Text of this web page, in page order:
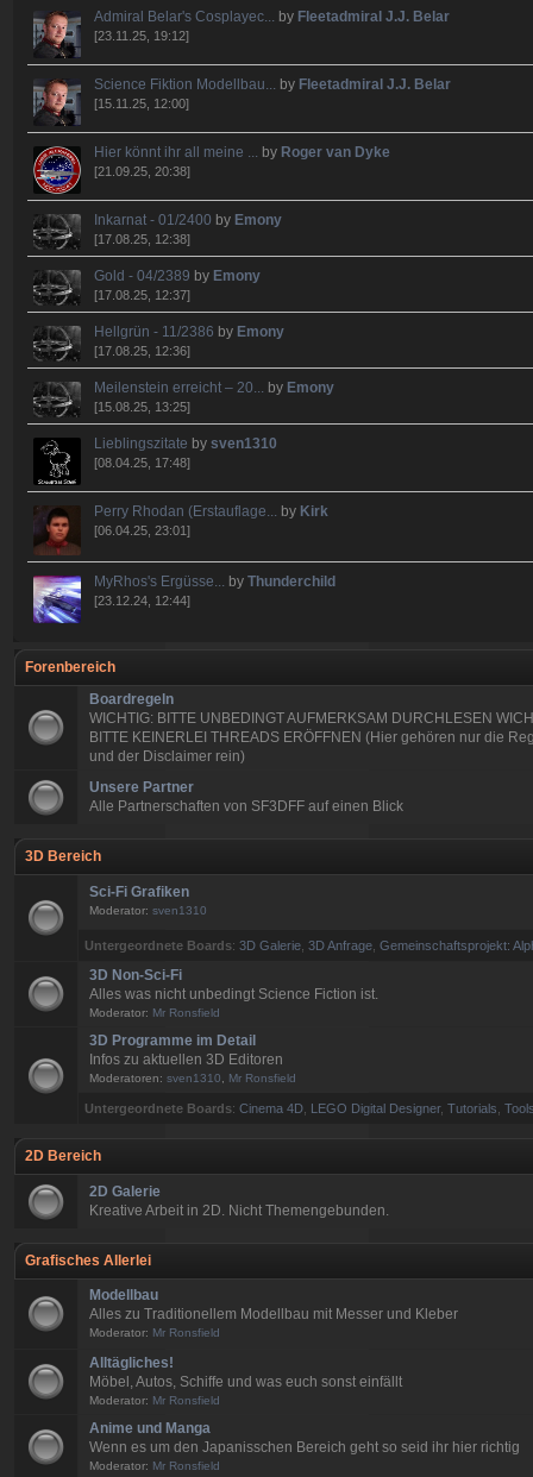
Admiral Belar's Cosplayec... by Fleetadmiral J.J. Belar
[23.11.25, 19:12]
Science Fiktion Modellbau... by Fleetadmiral J.J. Belar
[15.11.25, 12:00]
Hier könnt ihr all meine ... by Roger van Dyke
[21.09.25, 20:38]
Inkarnat - 01/2400 by Emony
[17.08.25, 12:38]
Gold - 04/2389 by Emony
[17.08.25, 12:37]
Hellgrün - 11/2386 by Emony
[17.08.25, 12:36]
Meilenstein erreicht – 20... by Emony
[15.08.25, 13:25]
Lieblingszitate bysven1310
[08.04.25, 17:48]
Perry Rhodan (Erstauflage... by Kirk
[06.04.25, 23:01]
MyRhos's Ergüsse... byThunderchild
[23.12.24, 12:44]
Forenbereich
Boardregeln
WICHTIG: BITTE UNBEDINGT AUFMERKSAM DURCHLESEN
BITTE KEINERLEI THREADS ERÖFFNEN (Hier gehören nur die
und der Disclaimer rein)
Unsere Partner
Alle Partnerschaften von SF3DFF auf einen Blick
3D Bereich
Sci-Fi Grafiken
Moderator: sven1310
Untergeordnete Boards:3D Galerie ,3D Anfrage ,Gemeinschaftsprojekt:
3D Non-Sci-Fi
Alles was nicht unbedingt Science Fiction ist.
Moderator: Mr Ronsfield
3D Programme im Detail
Infos zu aktuellen 3D Editoren
Moderatoren: sven1310 Mr Ronsfield
Untergeordnete Boards:Cinema 4D LEGO Digital Designer,Tutorials ,
2D Bereich
2D Galerie
Kreative Arbeit in 2D. Nicht Themengebunden.
Grafisches Allerlei
Modellbau
Alles zu Traditionellem Modellbau mit Messer und Kleber
Moderator: Mr Ronsfield
Alltägliches!
Möbel, Autos, Schiffe und was euch sonst einfällt
Moderator: Mr Ronsfield
Anime und Manga
Wenn es um den Japanisschen Bereich geht so seid ihr hier richtig
Moderator: Mr Ronsfield